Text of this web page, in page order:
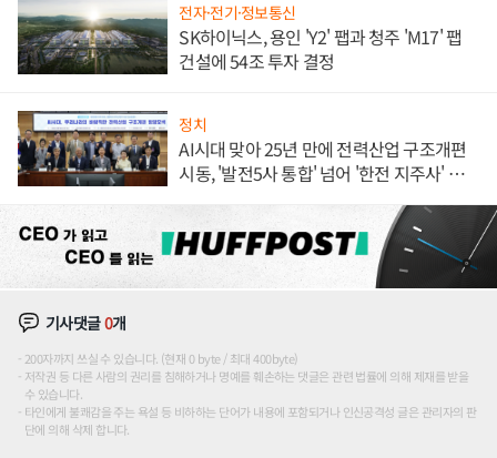
전자·전기·정보통신
SK하이닉스, 용인 'Y2' 팹과 청주 'M17' 팹
건설에 54조 투자 결정
정치
AI시대 맞아 25년 만에 전력산업 구조개편
시동, '발전5사 통합' 넘어 '한전 지주사' 재편
기사댓글0개
200자까지 쓰실 수 있습니다. (현재 0 byte / 최대 400byte)
저작권 등 다른 사람의 권리를 침해하거나 명예를 훼손하는 댓글은 관련 법률에 의해 제재를 받을
수 있습니다.
타인에게 불쾌감을 주는 욕설 등 비하하는 단어가 내용에 포함되거나 인신공격성 글은 관리자의 판
단에 의해 삭제 합니다.